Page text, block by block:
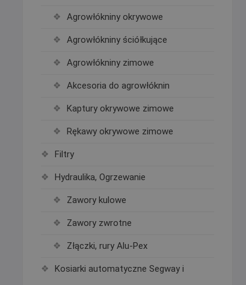
Agrowłókniny okrywowe
Agrowłókniny ściółkujące
Agrowłókniny zimowe
Akcesoria do agrowłóknin
Kaptury okrywowe zimowe
Rękawy okrywowe zimowe
Filtry
Hydraulika, Ogrzewanie
Zawory kulowe
Zawory zwrotne
Złączki, rury Alu-Pex
Kosiarki automatyczne Segway i